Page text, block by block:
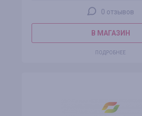
0 отзывов
В МАГАЗИН
ПОДРОБНЕЕ